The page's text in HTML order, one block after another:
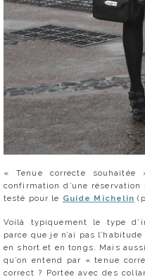
« Tenue correcte
confirmation d’une
testé pour le Guide Michelin
Voilà typiquement le type
parce que je n’ai pas
en short et en tongs. Mais
qu’on entend par « tenue
correct ? Portée avec des